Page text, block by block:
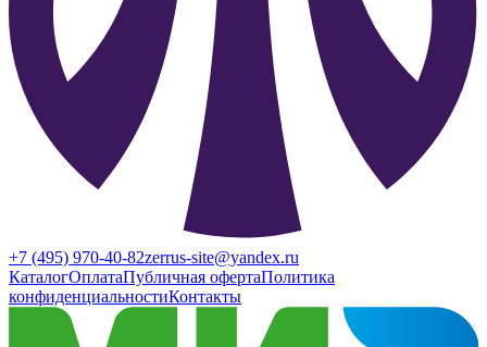
+7 (495) 970-40-82zerrus-site@yandex.ru
КаталогОплатаПубличная офертаПолитика
конфиденциальностиКонтакты